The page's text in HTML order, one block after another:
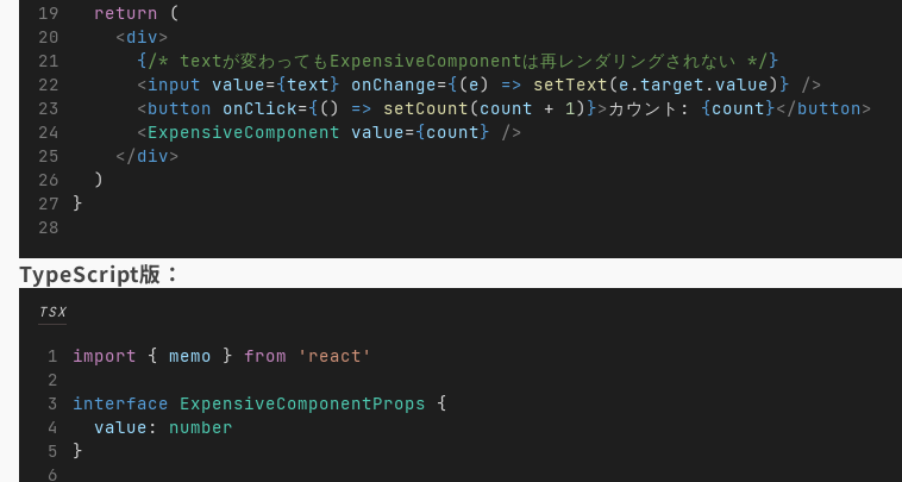
return (
<div>
{ /* textが変わってもExpensiveComponentは再レンダリングされない */}
<input value={text} onChange={ (e) => setText(e .target .value) }
/>
<button onClick={ () => setCount(count + 1) }>カウント: {count}</button>
<ExpensiveComponent value={count}
/>
</div>
  )
}
TypeScript版：
TSX
import { memo } from 'react'
interface ExpensiveComponentProps {
value : number
}